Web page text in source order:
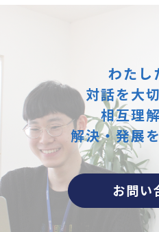
わたし
対話を大
相互理
解決・発展
お問い